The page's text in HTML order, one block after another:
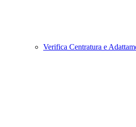
Verifica Centratura e